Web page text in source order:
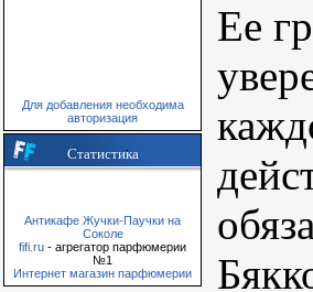
Для добавления необходима
авторизация
Статистика
Антикафе Жучки-Паучки на
Соколе
fifi.ru - агрегатор парфюмерии
№1
Интернет магазин парфюмерии
Ее